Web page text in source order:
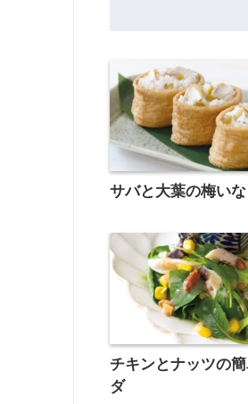
サバと大葉の梅いな
チキンとナッツの
ダ